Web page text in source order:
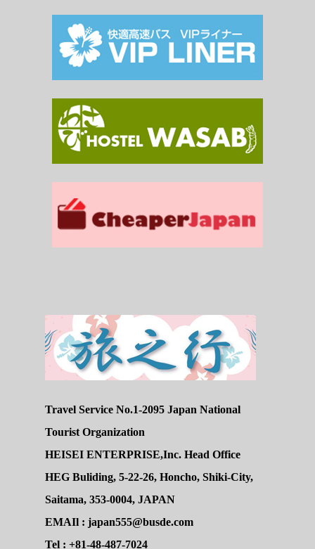
Travel Service No.1-2095 Japan National
Tourist Organization
HEISEI ENTERPRISE,Inc. Head Office
HEG Buliding, 5-22-26, Honcho, Shiki-City,
Saitama, 353-0004, JAPAN
EMAIl : japan555@busde.com
Tel : +81-48-487-7024